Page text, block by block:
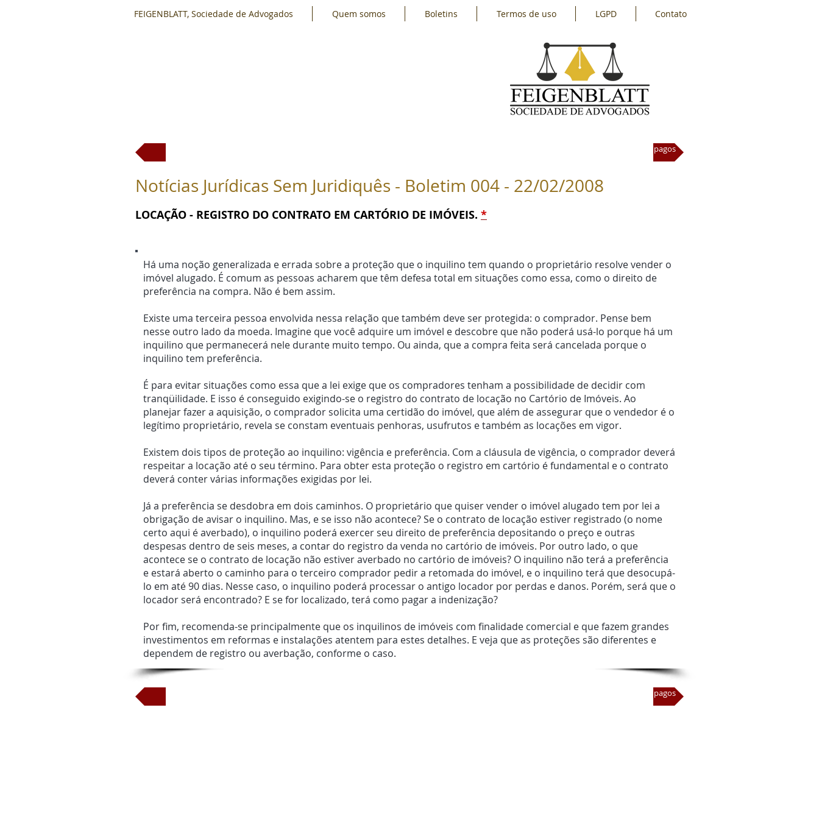
FEIGENBLATT, Sociedade de Advogados Quem somos Boletins Termos de uso LGPD Contato
Direitos dos portadores de necessidades especiais em estacionamentos pagos
Notícias Jurídicas Sem Juridiquês - Boletim 004 - 22/02/2008
LOCAÇÃO - REGISTRO DO CONTRATO EM CARTÓRIO DE IMÓVEIS. *
Há uma noção generalizada e errada sobre a proteção que o inquilino tem quando o proprietário resolve vender o
imóvel alugado. É comum as pessoas acharem que têm defesa total em situações como essa, como o direito de
preferência na compra. Não é bem assim.
Existe uma terceira pessoa envolvida nessa relação que também deve ser protegida: o comprador. Pense bem
nesse outro lado da moeda. Imagine que você adquire um imóvel e descobre que não poderá usá-lo porque há um
inquilino que permanecerá nele durante muito tempo. Ou ainda, que a compra feita será cancelada porque o
inquilino tem preferência.
É para evitar situações como essa que a lei exige que os compradores tenham a possibilidade de decidir com
tranqüilidade. E isso é conseguido exigindo-se o registro do contrato de locação no Cartório de Imóveis. Ao
planejar fazer a aquisição, o comprador solicita uma certidão do imóvel, que além de assegurar que o vendedor é o
legítimo proprietário, revela se constam eventuais penhoras, usufrutos e também as locações em vigor.
Existem dois tipos de proteção ao inquilino: vigência e preferência. Com a cláusula de vigência, o comprador deverá
respeitar a locação até o seu término. Para obter esta proteção o registro em cartório é fundamental e o contrato
deverá conter várias informações exigidas por lei.
Já a preferência se desdobra em dois caminhos. O proprietário que quiser vender o imóvel alugado tem por lei a
obrigação de avisar o inquilino. Mas, e se isso não acontece? Se o contrato de locação estiver registrado (o nome
certo aqui é averbado), o inquilino poderá exercer seu direito de preferência depositando o preço e outras
despesas dentro de seis meses, a contar do registro da venda no cartório de imóveis. Por outro lado, o que
acontece se o contrato de locação não estiver averbado no cartório de imóveis? O inquilino não terá a preferência
e estará aberto o caminho para o terceiro comprador pedir a retomada do imóvel, e o inquilino terá que desocupá-
lo em até 90 dias. Nesse caso, o inquilino poderá processar o antigo locador por perdas e danos. Porém, será que o
locador será encontrado? E se for localizado, terá como pagar a indenização?
Por fim, recomenda-se principalmente que os inquilinos de imóveis com finalidade comercial e que fazem grandes
investimentos em reformas e instalações atentem para estes detalhes. E veja que as proteções são diferentes e
dependem de registro ou averbação, conforme o caso.
Direitos dos portadores de necessidades especiais em estacionamentos pagos